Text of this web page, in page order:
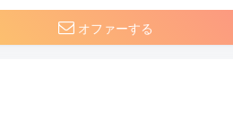
オファーする